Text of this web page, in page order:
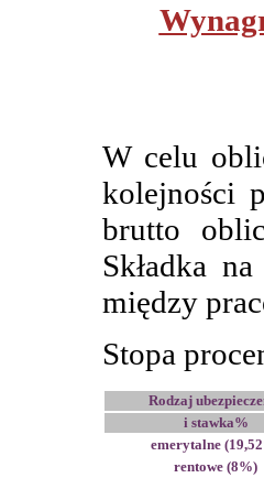
W celu
kolejności
brutto
Składka
między
Stopa
Rodzaj
i stawka%
emerytalne
rentowe (8%)